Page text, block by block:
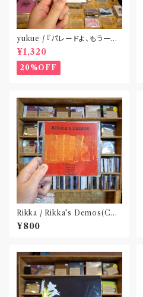
yukue / 『パレードよ、もう一度』
(TAPE)
¥1,320
20%OFF
Rikka / Rikka's Demos(CD-
R)
¥800